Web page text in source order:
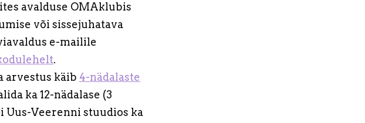
avalduse OMAklubis
või sissejuhatava
e-mailile
.
arvestus käib 4-nädalaste
ka 12-nädalase (3
Uus-Veerenni stuudios ka